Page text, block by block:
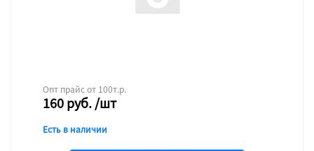
Опт прайс от 100т.р.
160руб./шт
Есть в наличии